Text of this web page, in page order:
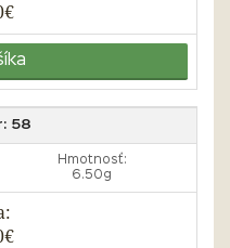
58
Hmotnosť:
6.50g